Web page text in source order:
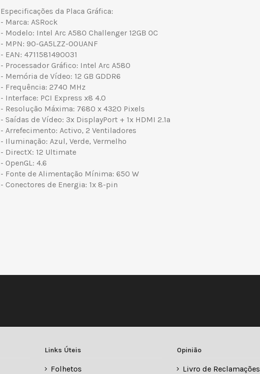
Especificações da Placa Gráfica:
- Marca: ASRock
- Modelo: Intel Arc A580 Challenger 12GB OC
- MPN: 90-GA5LZZ-00UANF
- EAN: 4711581490031
- Processador Gráfico: Intel Arc A580
- Memória de Vídeo: 12 GB GDDR6
- Frequência: 2740 MHz
- Interface: PCI Express x8 4.0
- Resolução Máxima: 7680 x 4320 Pixels
- Saídas de Vídeo: 3x DisplayPort + 1x HDMI 2.1a
- Arrefecimento: Activo, 2 Ventiladores
- Iluminação: Azul, Verde, Vermelho
- DirectX: 12 Ultimate
- OpenGL: 4.6
- Fonte de Alimentação Mínima: 650 W
- Conectores de Energia: 1x 8-pin
Links Úteis
Folhetos
Opinião
Livro de Reclamações